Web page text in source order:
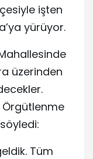
işten
yürüyor.
üzerinden
Örgütlenme
Tüm